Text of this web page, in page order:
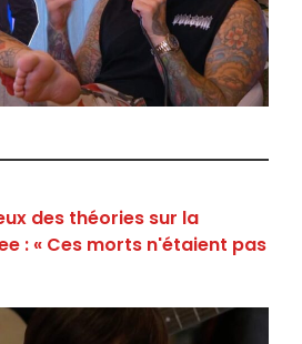
des théories sur la
: « Ces morts n'étaient pas